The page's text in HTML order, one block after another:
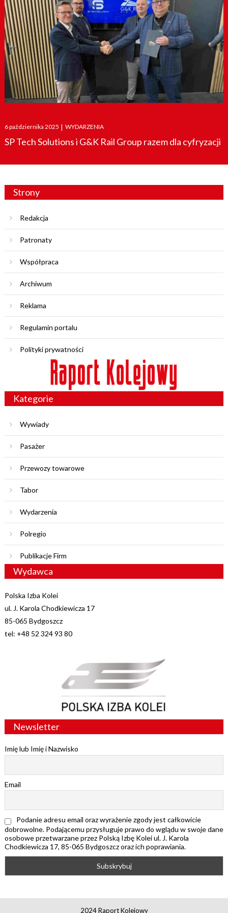
Posted
on
6 października 2025 | WYDARZENIA
SP Tech Solutions i G&K Rail Group razem dla cyfryzacji
Strony
Redakcja
Patronaty
Współpraca
Archiwum
Reklama
Regulamin portalu
Polityki prywatności
Kategorie
Wywiady
Pasażer
Przewozy towarowe
Tabor
Wydarzenia
Polregio
Publikacje Firm
Wydawca
Polska Izba Kolei
ul. J. Karola Chodkiewicza 17
85-065 Bydgoszcz
tel: +48 52 324 93 80
Newsletter
Imię lub Imię i Nazwisko
Email
Podanie adresu email oraz wyrażenie zgody jest całkowicie
dobrowolne. Podającemu przysługuje prawo do wglądu w swoje dane
osobowe przetwarzane przez Polską Izbę Kolei ul. J. Karola
Chodkiewicza 17, 85-065 Bydgoszcz oraz ich poprawiania.
2024 Raport Kolejowy